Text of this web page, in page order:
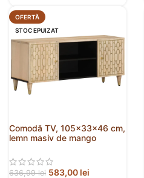
OFERTĂ
STOC EPUIZAT
Comodă TV, 105x33x46 cm,
lemn masiv de mango
636,99lei 583,00 lei